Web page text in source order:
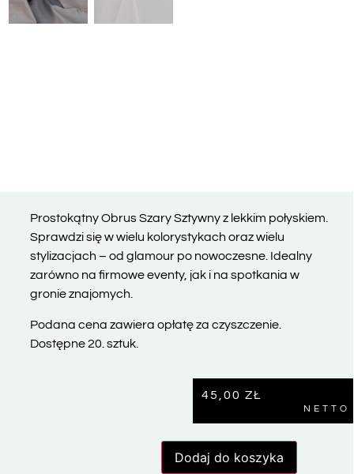
Prostokątny Obrus Szary Sztywny z lekkim połyskiem.
Sprawdzi się w wielu kolorystykach oraz wielu
stylizacjach – od glamour po nowoczesne. Idealny
zarówno na firmowe eventy, jak i na spotkania w
gronie znajomych.
Podana cena zawiera opłatę za czyszczenie.
Dostępne 20. sztuk.
45,00 ZŁ
NETTO
Dodaj do koszyka